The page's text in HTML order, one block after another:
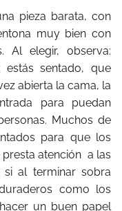
pieza barata, con
muy bien con
Al elegir, observa:
sentado, que
abierta la cama, la
para puedan
Muchos de
para que los
atención a las
al terminar sobra
como los
un buen papel